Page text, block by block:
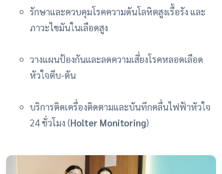
รักษาและควบคุมโรคความดันโลหิตสูงเรื้อรัง และ
ภาวะไขมันในเลือดสูง
วางแผนป้องกันและลดความเสี่ยงโรคหลอดเลือด
หัวใจตีบ-ตัน
บริการติดเครื่องติดตามและบันทึกคลื่นไฟฟ้าหัวใจ
24 ชั่วโมง (Holter Monitoring)